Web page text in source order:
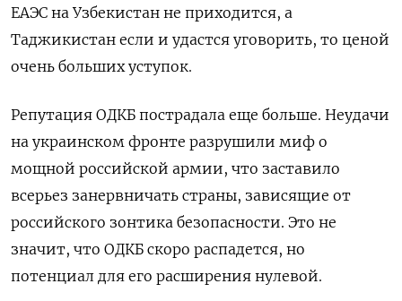
ЕАЭС на Узбекистан не приходится, а
Таджикистан если и удастся уговорить, то ценой
очень больших уступок.
Репутация ОДКБ пострадала еще больше. Неудачи
на украинском фронте разрушили миф о
мощной российской армии, что заставило
всерьез занервничать страны, зависящие от
российского зонтика безопасности. Это не
значит, что ОДКБ скоро распадется, но
потенциал для его расширения нулевой.